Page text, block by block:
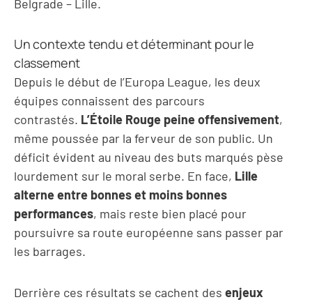
Belgrade – Lille.
Un contexte tendu et déterminant pour le
classement
Depuis le début de l’Europa League, les deux
équipes connaissent des parcours
contrastés. L’Étoile Rouge peine offensivement,
même poussée par la ferveur de son public. Un
déficit évident au niveau des buts marqués pèse
lourdement sur le moral serbe. En face, Lille
alterne entre bonnes et moins bonnes
performances, mais reste bien placé pour
poursuivre sa route européenne sans passer par
les barrages.
Derrière ces résultats se cachent des enjeux